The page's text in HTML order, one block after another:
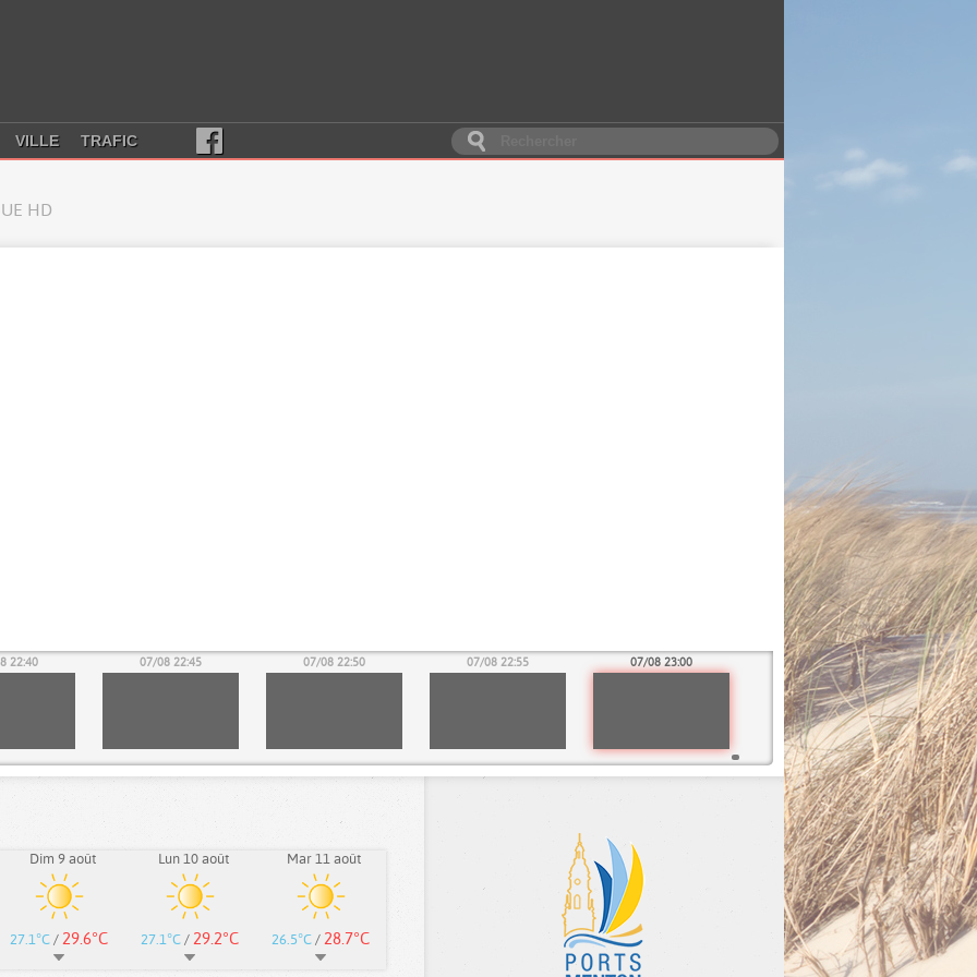
VILLE TRAFIC
HD
22:40 07/08 22:45 07/08 22:50 07/08 22:55 07/08 23:00
Dim 9 août
27.1°C / 29.6°C
Lun 10 août
27.1°C / 29.2°C
Mar 11 août
26.5°C / 28.7°C